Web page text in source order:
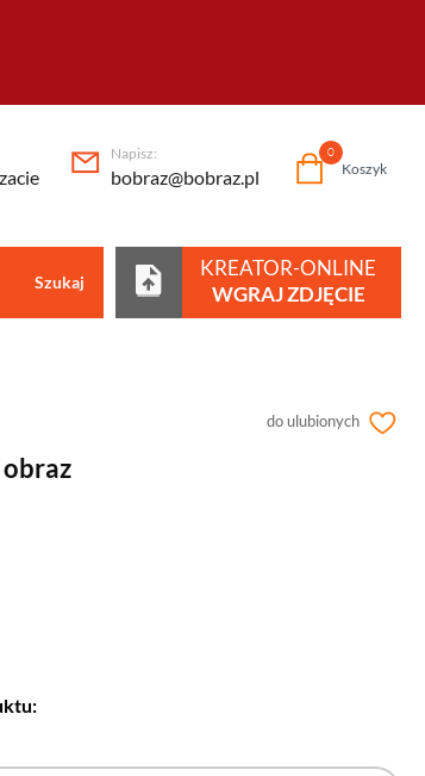
Napisz:
bobraz@bobraz.pl Koszyk
0
Szukaj Centrum pomocy
KREATOR-ONLINE
WGRAJ ZDJĘCIE
do ulubionych